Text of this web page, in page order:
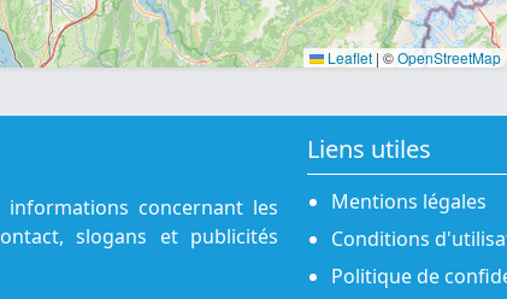
Leaflet | ©OpenStreetMap
concernant les
slogans et publicités
Liens utiles
Mentions légales
Conditions
Politique de